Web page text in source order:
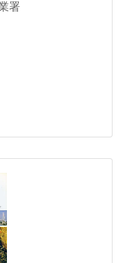
署